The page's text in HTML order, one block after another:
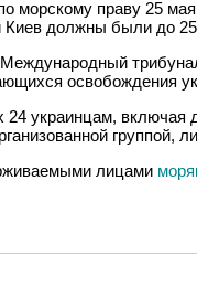
морскому праву 25 мая
должны были до
освобождения
украинцам, включая
группой,
лицами